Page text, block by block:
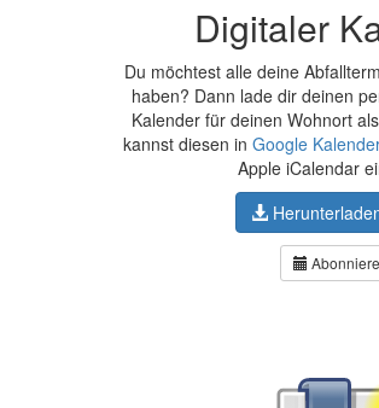
Digitaler
Du möchtest alle deine
haben? Dann lade dir deinen
Kalender für deinen Wohnort als
kannst diesen in Google Kalender
Apple iCalendar